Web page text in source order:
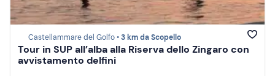
Castellammare del Golfo •3 km da Scopello
Tour in SUP all’alba alla Riserva dello Zingaro con
avvistamento delfini